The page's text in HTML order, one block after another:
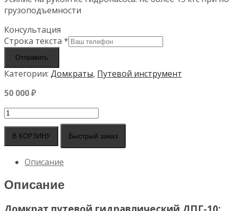
грузоподъемности
Консультация
Строка текста *
Отправить
Категории: Домкраты, Путевой инструмент
50 000₽
Количество
Домкрат
путевой
гидравлический
ДПГ-10
В КОРЗИНУ Быстрый заказ
Описание
Описание